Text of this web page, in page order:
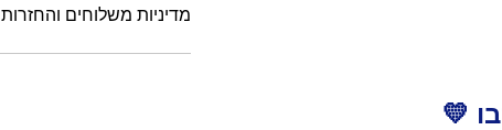
מדיניות משלוחים והחזרות
💛